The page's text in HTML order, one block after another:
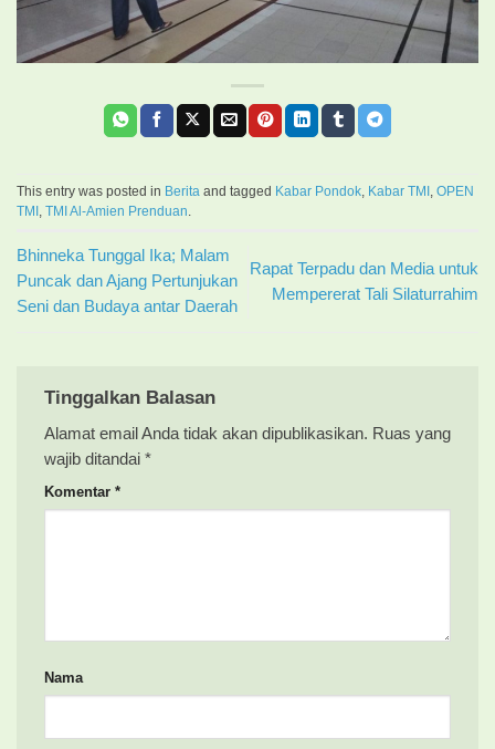
This entry was posted in Berita and tagged Kabar Pondok Kabar TMI
OPEN
TMI
TMI Al-Amien Prenduan
Bhinneka Tunggal Ika; Malam
Puncak dan Ajang Pertunjukan
Seni dan Budaya antar Daerah
Rapat Terpadu dan Media untuk
Mempererat Tali Silaturrahim
Tinggalkan Balasan
Alamat email Anda tidak akan dipublikasikan. Ruas yang
wajib ditandai *
Komentar *
Nama